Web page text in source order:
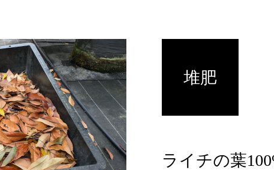
堆肥
ライチの葉